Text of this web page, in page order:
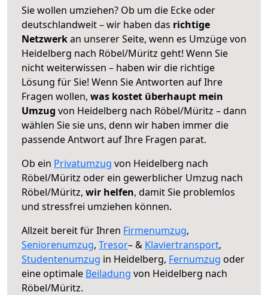
Sie wollen umziehen? Ob um die Ecke oder
deutschlandweit – wir haben das richtige
Netzwerkan unserer Seite, wenn es Umzüge von
Heidelberg nach Röbel/Müritz geht! Wenn Sie
nicht weiterwissen – haben wir die richtige
Lösung für Sie! Wenn Sie Antworten auf Ihre
Fragen wollen, was kostet überhaupt mein
Umzug von Heidelberg nach Röbel/Müritz – dann
wählen Sie sie uns, denn wir haben immer die
passende Antwort auf Ihre Fragen parat.
Ob ein Privatumzug von Heidelberg nach
Röbel/Müritz oder ein gewerblicher Umzug nach
Röbel/Müritz, wir helfen, damit Sie problemlos
und stressfrei umziehen können.
Allzeit bereit für Ihren Firmenumzug,
Seniorenumzug, Tresor– & Klaviertransport,
Studentenumzug in Heidelberg, Fernumzug oder
eine optimale Beiladung von Heidelberg nach
Röbel/Müritz.